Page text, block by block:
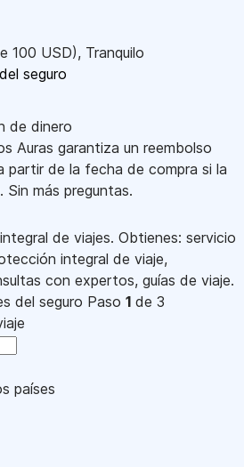
100 USD), Tranquilo
seguro
de dinero
Auras garantiza un reembolso
partir de la fecha de compra si la
más preguntas.
de viajes. Obtienes: servicio
integral de viaje,
con expertos, guías de viaje.
del seguro Paso 1 de 3
países